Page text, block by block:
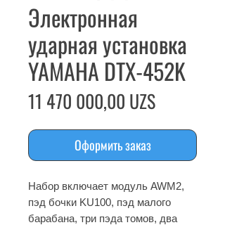
Электронная
ударная установка
YAMAHA DTX-452K
11 470 000,00 UZSЦена
Оформить заказ
Набор включает модуль AWM2,
пэд бочки KU100, пэд малого
барабана, три пэда томов, два